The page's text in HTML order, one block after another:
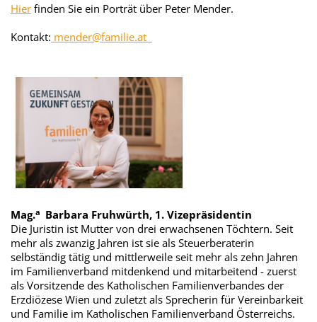
Hier finden Sie ein Porträt über Peter Mender.
Kontakt: mender@familie.at
Mag.a Barbara Fruhwürth, 1. Vizepräsidentin
Die Juristin ist Mutter von drei erwachsenen Töchtern. Seit
mehr als zwanzig Jahren ist sie als Steuerberaterin
selbständig tätig und mittlerweile seit mehr als zehn Jahren
im Familienverband mitdenkend und mitarbeitend - zuerst
als Vorsitzende des Katholischen Familienverbandes der
Erzdiözese Wien und zuletzt als Sprecherin für Vereinbarkeit
und Familie im Katholischen Familienverband Österreichs.